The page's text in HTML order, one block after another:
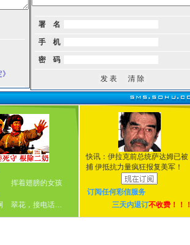
署 名
手 机
密 码
挥着翅膀的女孩
翠花，接电话…
快讯：伊拉克前总统萨达姆已被
捕 伊抵抗力量疯狂报复美军！
订阅任何彩信服务
三天内退订不收费！！！